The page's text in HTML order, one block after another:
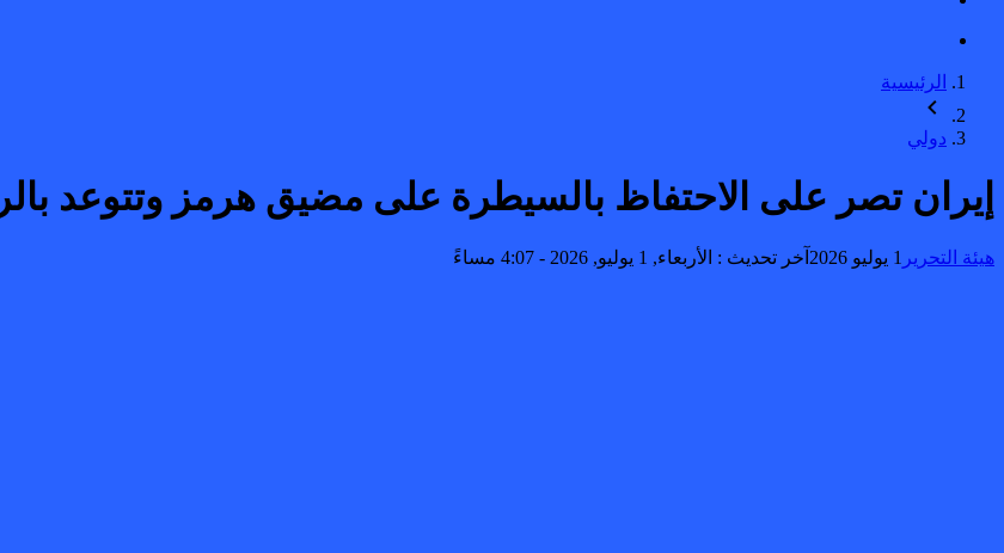
الرئيسية
دولي
إيران تصر على الاحتفاظ بالسيطرة على مضيق هرمز وتتوعد
هيئة التحرير 1 يوليو 2026 آخر تحديث : الأربعاء, 1 يوليو, 2026 - 4:07 مساءً